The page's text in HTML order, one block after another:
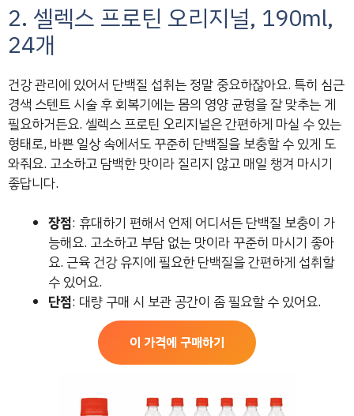
2. 셀렉스 프로틴 오리지널, 190ml,
24개
건강 관리에 있어서 단백질 섭취는 정말 중요하잖아요. 특히 심근
경색 스텐트 시술 후 회복기에는 몸의 영양 균형을 잘 맞추는 게
필요하거든요. 셀렉스 프로틴 오리지널은 간편하게 마실 수 있는
형태로, 바쁜 일상 속에서도 꾸준히 단백질을 보충할 수 있게 도
와줘요. 고소하고 담백한 맛이라 질리지 않고 매일 챙겨 마시기
좋답니다.
장점: 휴대하기 편해서 언제 어디서든 단백질 보충이 가
능해요. 고소하고 부담 없는 맛이라 꾸준히 마시기 좋아
요. 근육 건강 유지에 필요한 단백질을 간편하게 섭취할
수 있어요.
단점: 대량 구매 시 보관 공간이 좀 필요할 수 있어요.
이 가격에 구매하기